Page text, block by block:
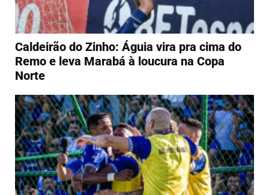
Caldeirão do Zinho: Águia vira pra cima do
Remo e leva Marabá à loucura na Copa
Norte